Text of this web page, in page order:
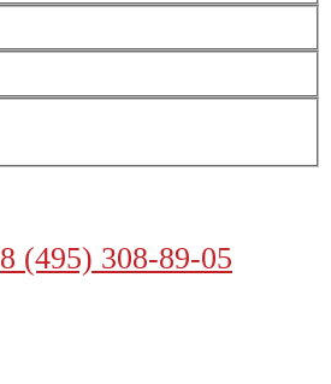
8 (495) 308-89-05